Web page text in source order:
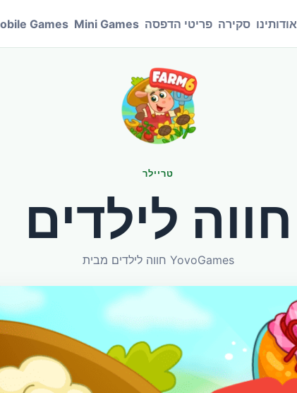
Games Mini Games פריטי הדפסה סקירה אודותינו
טריילר
חווה לילדים
חווה לילדים מבית YovoGames